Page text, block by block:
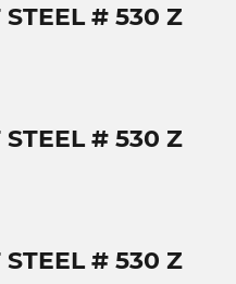
STEEL # 530 Z
STEEL # 530 Z
STEEL # 530 Z